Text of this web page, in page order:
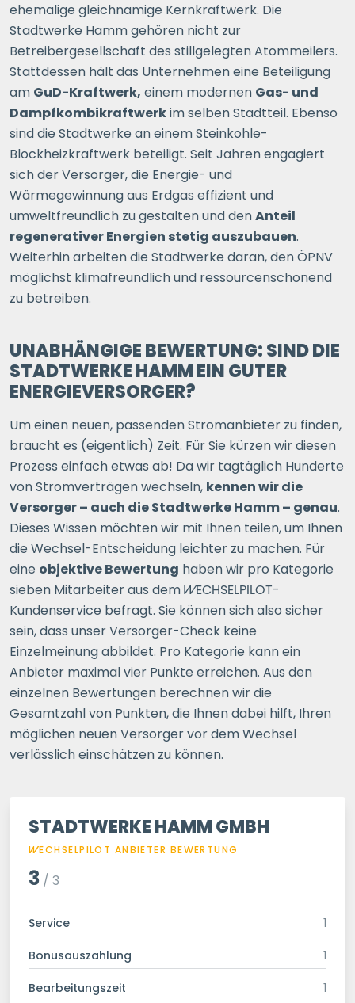
ehemalige gleichnamige Kernkraftwerk. Die
Stadtwerke Hamm gehören nicht zur
Betreibergesellschaft des stillgelegten Atommeilers.
Stattdessen hält das Unternehmen eine Beteiligung
am GuD-Kraftwerk, einem modernen Gas- und
Dampfkombikraftwerkim selben Stadtteil. Ebenso
sind die Stadtwerke an einem Steinkohle-
Blockheizkraftwerk beteiligt. Seit Jahren engagiert
sich der Versorger, die Energie- und
Wärmegewinnung aus Erdgas effizient und
umweltfreundlich zu gestalten und denAnteil
regenerativer Energien stetig auszubauen.
Weiterhin arbeiten die Stadtwerke daran, den ÖPNV
möglichst klimafreundlich und ressourcenschonend
zu betreiben.
UNABHÄNGIGE BEWERTUNG: SIND DIE
STADTWERKE HAMM EIN GUTER
ENERGIEVERSORGER?
Um einen neuen, passenden Stromanbieter zu finden,
braucht es (eigentlich) Zeit. Für Sie kürzen wir diesen
Prozess einfach etwas ab! Da wir tagtäglich Hunderte
von Stromverträgen wechseln, kennen wir die
Versorger – auch die Stadtwerke Hamm – genau.
Dieses Wissen möchten wir mit Ihnen teilen, um Ihnen
die Wechsel-Entscheidung leichter zu machen. Für
eine objektive Bewertung haben wir pro Kategorie
sieben Mitarbeiter aus demWECHSELPILOT-
Kundenservice befragt. Sie können sich also sicher
sein, dass unser Versorger-Check keine
Einzelmeinung abbildet. Pro Kategorie kann ein
Anbieter maximal vier Punkte erreichen. Aus den
einzelnen Bewertungen berechnen wir die
Gesamtzahl von Punkten, die Ihnen dabei hilft, Ihren
möglichen neuen Versorger vor dem Wechsel
verlässlich einschätzen zu können.
STADTWERKE HAMM GMBH
WECHSELPILOT ANBIETER BEWERTUNG
3 / 3
Service 1
Bonusauszahlung 1
Bearbeitungszeit 1